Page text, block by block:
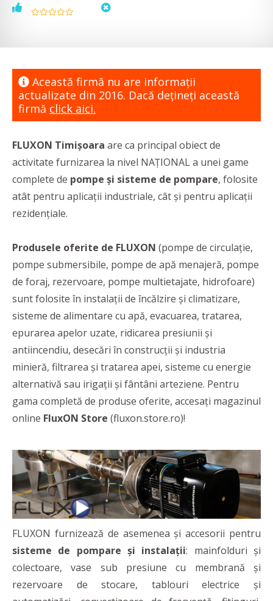
Această firmă nu are informaţii
actualizate din 2016. Dacă dețineți această
firmă click aici.
FLUXON Timișoara are ca principal obiect de
activitate furnizarea la nivel NAȚIONAL a unei game
complete de pompe și sisteme de pompare, folosite
atât pentru aplicații industriale, cât și pentru aplicații
rezidențiale.
Produsele oferite de FLUXON (pompe de circulație,
pompe submersibile, pompe de apă menajeră, pompe
de foraj, rezervoare, pompe multietajate, hidrofoare)
sunt folosite în instalații de încălzire și climatizare,
sisteme de alimentare cu apă, evacuarea, tratarea,
epurarea apelor uzate, ridicarea presiunii și
antiincendiu, desecări în construcții și industria
minieră, filtrarea și tratarea apei, sisteme cu energie
alternativă sau irigații și fântâni arteziene. Pentru
gama completă de produse oferite, accesați magazinul
online FluxON Store (fluxon.store.ro)!
FLUXON furnizează de asemenea și accesorii pentru
sisteme de pompare și instalații: mainfolduri și
colectoare, vase sub presiune cu membrană și
rezervoare de stocare, tablouri electrice și